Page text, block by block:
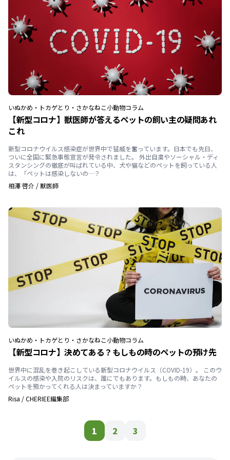
いぬかめ・トカゲとり・さかなねこ小動物コラム
【新型コロナ】獣医師が答えるペットの飼い主の疑問あれ
これ
新型コロナウイルス感染症が世界中で猛威を奮っています。日本でも先日、
ついに全国に緊急事態宣言が発令されました。 外出自粛やソーシャル・ディ
スタンシングの徹底が叫ばれている中、犬や猫などのペットを飼っている人
は、「ペットは感染しないの…？
相澤 啓介 /獣医師
いぬかめ・トカゲとり・さかなねこ小動物コラム
【新型コロナ】決めてある？もしもの時のペットの預け先
世界中に混乱を巻き起こしている新型コロナウイルス（COVID-19）。 このウ
イルスの感染や入院のリスクは、誰にでもあります。もしもの時、あなたの
ペットを預かってくれる人は決まっていますか？
Risa /CHERIEE編集部
1 2 3